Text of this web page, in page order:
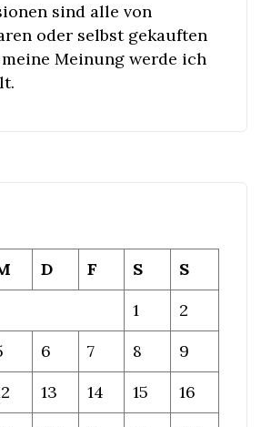
sind alle von
oder selbst gekauften
Meinung werde ich
D F S
S
1
2
6 7 8
9
13 14 15
16